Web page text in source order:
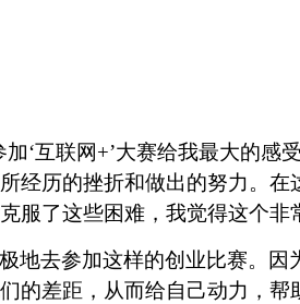
‘互联网+’大赛给我最大的感
经历的挫折和做出的努力。
服了这些困难，我觉得这个非
地去参加这样的创业比赛。
的差距，从而给自己动力，